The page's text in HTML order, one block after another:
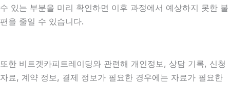
수 있는 부분을 미리 확인하면 이후 과정에서 예상하지 못한 불
편을 줄일 수 있습니다.
또한 비트겟카피트레이딩와 관련해 개인정보, 상담 기록, 신청
자료, 계약 정보, 결제 정보가 필요한 경우에는 자료가 필요한